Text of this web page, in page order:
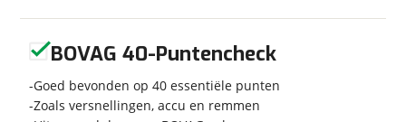
Techniek
Aantal versnellingen
Telefoonnummer (optioneel)
BOVAG 40-Puntencheck
Goed bevonden op 40 essentiële punten
Zoals versnellingen, accu en remmen